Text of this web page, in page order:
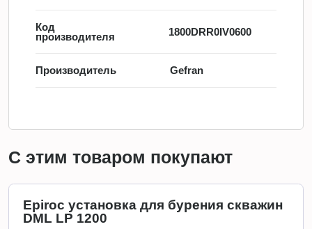
Код
производителя
1800DRR0IV0600
Производитель Gefran
С этим товаром покупают
Epiroc установка для бурения скважин
DML LP 1200